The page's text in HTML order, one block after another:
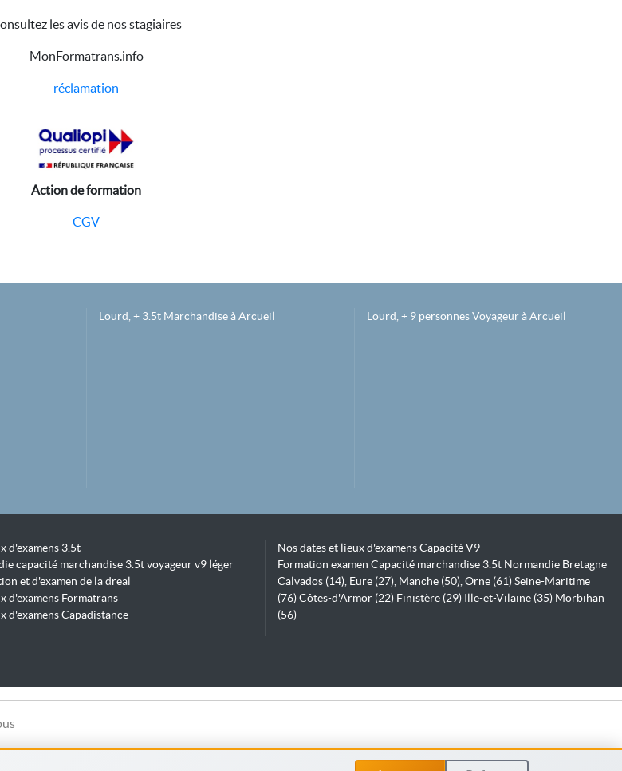
les avis de nos stagiaires
MonFormatrans.info
réclamation
Action de formation
CGV
Lourd, + 3.5t Marchandise à Arcueil Lourd, + 9 personnes Voyageur à Arcueil
d'examens 3.5t
capacité marchandise 3.5t voyageur v9 léger
et d'examen de la dreal
d'examens Formatrans
d'examens Capadistance
Nos dates et lieux d'examens Capacité V9
Formation examen Capacité marchandise 3.5t Normandie Bretagne
Calvados (14), Eure (27), Manche (50), Orne (61) Seine-Maritime
(76) Côtes-d'Armor (22) Finistère (29) Ille-et-Vilaine (35) Morbihan
(56)